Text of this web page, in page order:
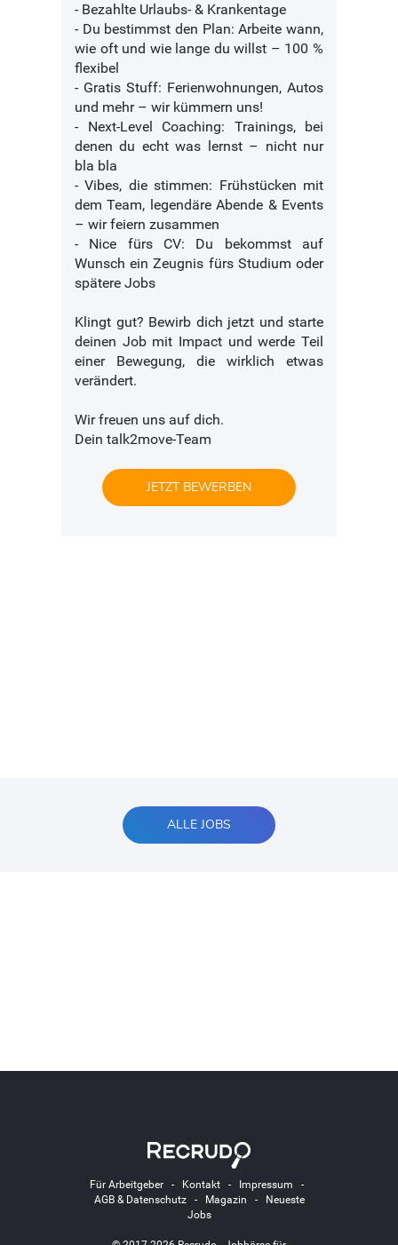
- Bezahlte Urlaubs- & Krankentage
- Du bestimmst den Plan: Arbeite wann,
wie oft und wie lange du willst – 100 %
flexibel
- Gratis Stuff: Ferienwohnungen, Autos
und mehr – wir kümmern uns!
- Next-Level Coaching: Trainings, bei
denen du echt was lernst – nicht nur
bla bla
- Vibes, die stimmen: Frühstücken mit
dem Team, legendäre Abende & Events
– wir feiern zusammen
- Nice fürs CV: Du bekommst auf
Wunsch ein Zeugnis fürs Studium oder
spätere Jobs
Klingt gut? Bewirb dich jetzt und starte
deinen Job mit Impact und werde Teil
einer Bewegung, die wirklich etwas
verändert.
Wir freuen uns auf dich.
Dein talk2move-Team
JETZT BEWERBEN
ALLE JOBS
Für Arbeitgeber- Kontakt- Impressum -
AGB & Datenschutz- Magazin -
Neueste
Jobs